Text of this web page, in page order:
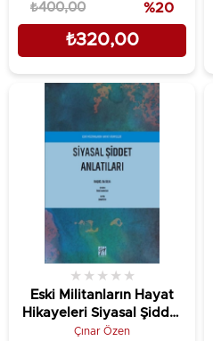
₺320,00
₺400,00 %20
Eski Militanların Hayat
Hikayeleri Siyasal Şiddet
Anlatıları
★ ★ ★ ★ ★
Çınar Özen